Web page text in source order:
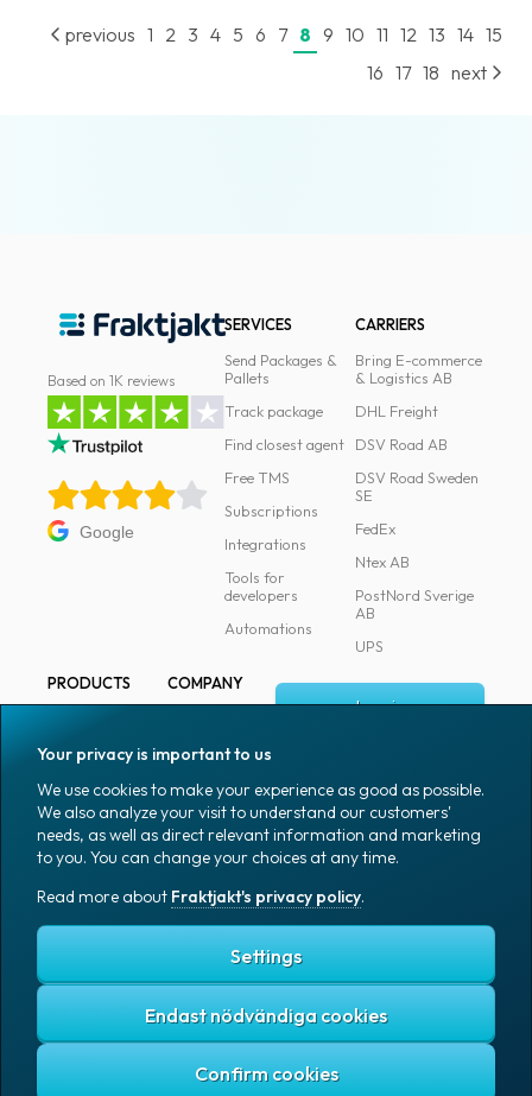
previous 1 2 3 4 5 6 7 8 9 10 11 12 13 14 15
16 17 18 next
Based on 1K reviews
Google
SERVICES
Send Packages &
Pallets
Track package
Find closest agent
Free TMS
Subscriptions
Integrations
Tools for
developers
Automations
CARRIERS
Bring E-commerce
& Logistics AB
DHL Freight
DSV Road AB
DSV Road Sweden
SE
FedEx
Ntex AB
PostNord Sverige
AB
UPS
PRODUCTS
Marking
Packaging
Packaging
accessories
Office goods
COMPANY
Media
Coworkers
Job & career
News archive
Blog
Log in
Sign up
English (US)
Fraktjakt's privacy policy
Terms and conditions
Copyright © 2007 – 2026 Fraktjakt AB. All rights reserved.
Your privacy is important to us
We use cookies to make your experience as good as possible.
We also analyze your visit to understand our customers'
needs, as well as direct relevant information and marketing
to you. You can change your choices at any time.
Read more about Fraktjakt's privacy policy.
Settings
Endast nödvändiga cookies